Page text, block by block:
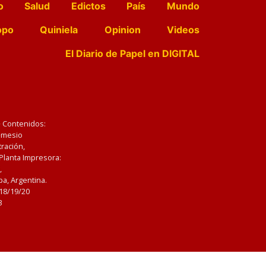
Salud Edictos País
Mundo
Quiniela Opinion
Videos
El Diario de Papel en DIGITAL
Impresora:
Argentina.
19/20